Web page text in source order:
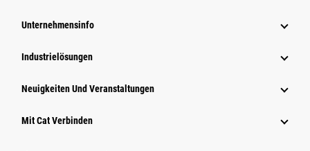
Unternehmensinfo
Industrielösungen
Neuigkeiten Und Veranstaltungen
Mit Cat Verbinden